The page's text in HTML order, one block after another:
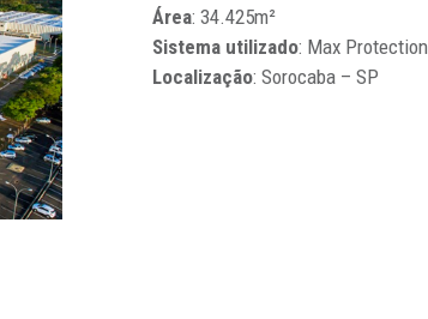
Área: 34.425m²
Sistema utilizado: Max Protection
Localização: Sorocaba – SP